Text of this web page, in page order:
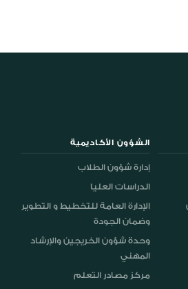
الشؤون الأكاديمية
إدارة شؤون الطلاب
الدراسات العليا
الإدارة العامة للتخطيط و التطوير
وضمان الجودة
وحدة شؤون الخريجين والإرشاد
المهني
مركز مصادر التعلم